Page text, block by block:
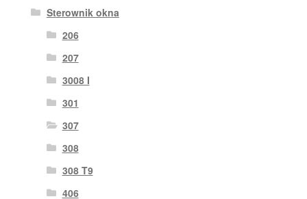
Sterownik okna
206
207
3008 I
301
307
308
308 T9
406